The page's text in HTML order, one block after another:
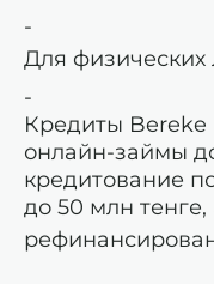
Для физических
Кредиты Bereke
онлайн-займы
кредитование
до 50 млн